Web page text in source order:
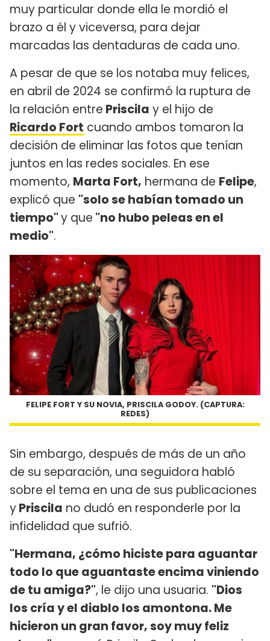
muy particular donde ella le mordió el
brazo a él y viceversa, para dejar
marcadas las dentaduras de cada uno.
A pesar de que se los notaba muy felices,
en abril de 2024 se confirmó la ruptura de
la relación entre Priscila y el hijo de
Ricardo Fort cuando ambos tomaron la
decisión de eliminar las fotos que tenían
juntos en las redes sociales. En ese
momento, Marta Fort, hermana de Felipe,
explicó que "solo se habían tomado un
tiempo"y que "no hubo peleas en el
medio".
FELIPE FORT Y SU NOVIA, PRISCILA GODOY. (CAPTURA:
REDES)
Sin embargo, después de más de un año
de su separación, una seguidora habló
sobre el tema en una de sus publicaciones
yPriscila no dudó en responderle por la
infidelidad que sufrió.
"Hermana, ¿cómo hiciste para aguantar
todo lo que aguantaste encima viniendo
de tu amiga?", le dijo una usuaria. "Dios
los cría y el diablo los amontona. Me
hicieron un gran favor, soy muy feliz